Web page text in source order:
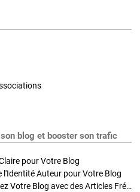
blog et booster son trafic
pour Votre Blog
l'Identité Auteur pour Votre Blog
Stratégies de Publication : Boostez Votre Blog avec des Articles Fréquents et Exclusifs